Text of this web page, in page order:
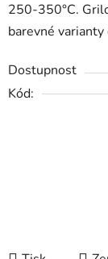
250-350°C.
barevné varianty
Dostupnost
Kód: